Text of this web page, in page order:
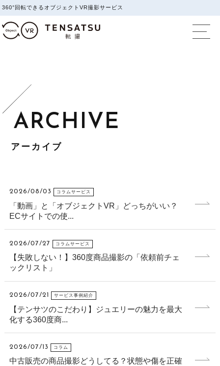
360°回転できるオブジェクトVR撮影サービス
オブジェクトVR
アーカイブ
2026/08/03 コラムサービス
「動画」と「オブジェクトVR」どっちがいい？
ECサイトでの使...
2026/07/27 コラムサービス
【失敗しない！】360度商品撮影の「依頼前チェ
ックリスト」
2026/07/21 サービス事例紹介
【テンサツのこだわり】ジュエリーの魅力を最大
化する360度商...
2026/07/13 コラム
中古販売の商品撮影どうしてる？状態や傷を正確